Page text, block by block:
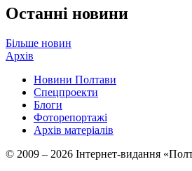
Останні новини
Більше новин
Архів
Новини Полтави
Спецпроекти
Блоги
Фоторепортажі
Архів матеріалів
© 2009 – 2026 Інтернет-видання